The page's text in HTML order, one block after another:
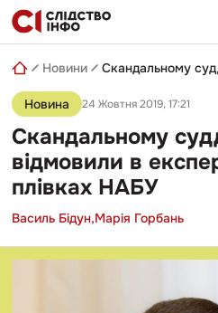
Skip
to
content
пошуковий
запит
Новини
Новина 24 Жовтня 2019, 17:21
Скандальному
відмовили в
плівках НАБУ
Василь Бідун,Марія Горбань